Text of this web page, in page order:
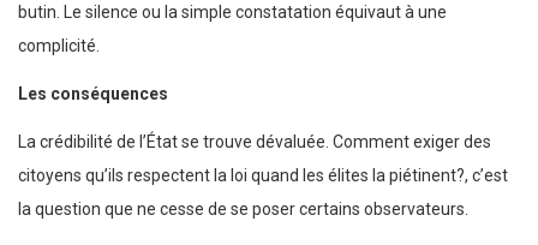
butin. Le silence ou la simple constatation équivaut à une
complicité.
Les conséquences
La crédibilité de l’État se trouve dévaluée. Comment exiger des
citoyens qu’ils respectent la loi quand les élites la piétinent?, c’est
la question que ne cesse de se poser certains observateurs.